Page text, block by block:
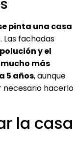
pinta una casa
Las fachadas
y el
más
5 años, aunque
necesario hacerlo
la casa